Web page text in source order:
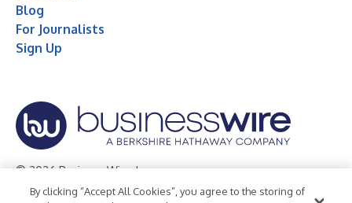
Blog
For Journalists
Sign Up
© 2026 Business Wire, Inc.
Privacy Policy Cookie Policy Accessibility Statement
By clicking “Accept All Cookies”, you agree to the storing of